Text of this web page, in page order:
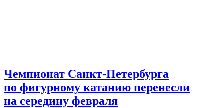
Чемпионат Санкт‑Петербурга
по фигурному катанию перенесли
на середину февраля